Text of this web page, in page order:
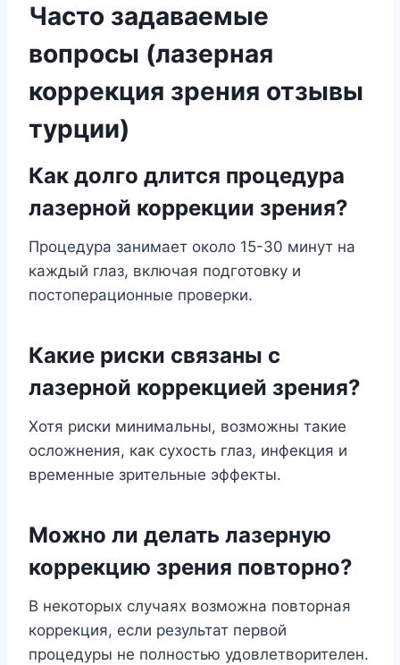
Часто задаваемые
вопросы (лазерная
коррекция зрения отзывы
турции)
Как долго длится процедура
лазерной коррекции зрения?
Процедура занимает около 15-30 минут на
каждый глаз, включая подготовку и
постоперационные проверки.
Какие риски связаны с
лазерной коррекцией зрения?
Хотя риски минимальны, возможны такие
осложнения, как сухость глаз, инфекция и
временные зрительные эффекты.
Можно ли делать лазерную
коррекцию зрения повторно?
В некоторых случаях возможна повторная
коррекция, если результат первой
процедуры не полностью удовлетворителен.